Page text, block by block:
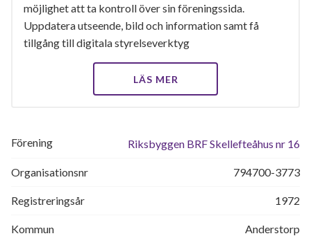
möjlighet att ta kontroll över sin föreningssida.
Uppdatera utseende, bild och information samt få
tillgång till digitala styrelseverktyg
LÄS MER
Förening Riksbyggen BRF Skellefteåhus nr 16
Organisationsnr 794700-3773
Registreringsår 1972
Kommun Anderstorp